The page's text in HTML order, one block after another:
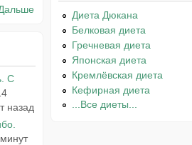
Диета Дюкана
Белковая диета
Гречневая диета
Японская диета
Кремлёвская диета
Кефирная диета
...Все диеты...
С
назад